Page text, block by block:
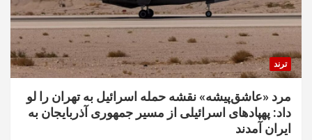
ترند
مرد «عاشق‌پیشه» نقشه حمله اسرائیل به تهران را لو
داد: پهپادهای اسرائیلی از مسیر جمهوری آذربایجان به
ایران آمدند